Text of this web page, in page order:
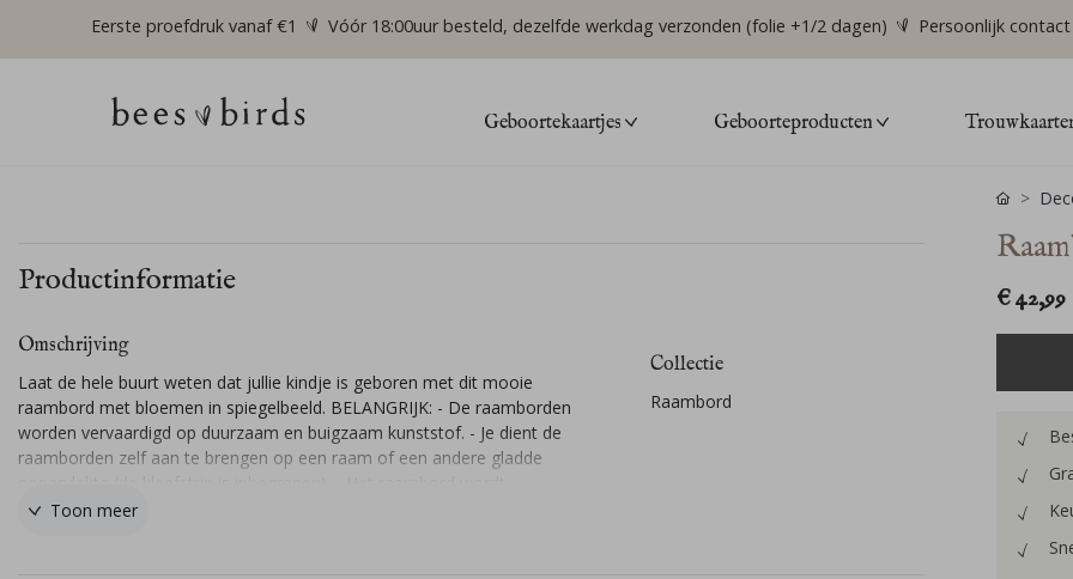
Eerste proefdruk vanaf €1 Vóór 18:00uur besteld, dezelfde werkdag verzonden (folie +1/2 dagen) Persoonlijk contact
Geboortekaartjes Geboorteproducten
Productinformatie
Omschrijving
Laat de hele buurt weten dat jullie kindje is geboren met dit mooie
raambord met bloemen in spiegelbeeld. BELANGRIJK: - De raamborden
worden vervaardigd op duurzaam en buigzaam kunststof. - Je dient de
raamborden zelf aan te brengen op een raam of een andere gladde
afzonderlijk van je geboortekaartjes geleverd.
Toon meer
Collectie
Raambord
€ 42,99